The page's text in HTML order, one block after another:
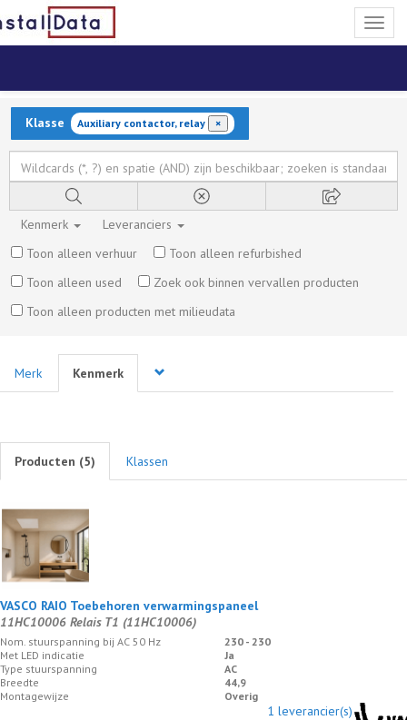
Klasse Auxiliary contactor, relay ×
Kenmerk
Leveranciers
Toon alleen verhuur
Toon alleen refurbished
Toon alleen used
Zoek ook binnen vervallen producten
Toon alleen producten met milieudata
Merk Kenmerk
Producten (5) Klassen
VASCO RAIO Toebehoren verwarmingspaneel
11HC10006 Relais T1 (11HC10006)
Nom. stuurspanning bij AC 50 Hz
230 - 230
Met LED indicatie
Ja
Type stuurspanning
AC
Breedte
44,9
Montagewijze
Overig
1 leverancier(s)